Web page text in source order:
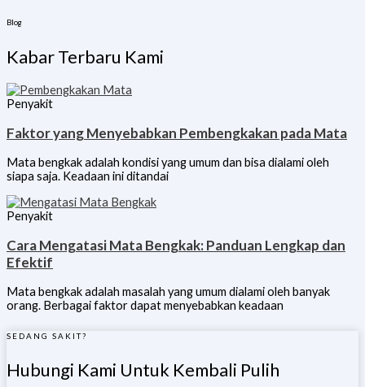
Blog
Kabar Terbaru Kami
Penyakit
Faktor yang Menyebabkan Pembengkakan pada Mata
Mata bengkak adalah kondisi yang umum dan bisa dialami oleh
siapa saja. Keadaan ini ditandai
Penyakit
Cara Mengatasi Mata Bengkak: Panduan Lengkap dan
Efektif
Mata bengkak adalah masalah yang umum dialami oleh banyak
orang. Berbagai faktor dapat menyebabkan keadaan
SEDANG SAKIT?
Hubungi Kami Untuk Kembali Pulih